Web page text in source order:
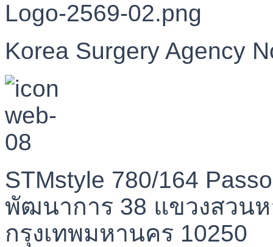
Korea Surgery Agency
STMstyle 780/164
พัฒนาการ 38 แขวงสวน
กรุงเทพมหานคร 10250